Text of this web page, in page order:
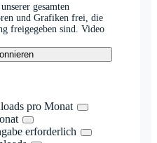
gesamten
und Grafiken frei, die
freigegeben sind. Video
pro Monat
erforderlich